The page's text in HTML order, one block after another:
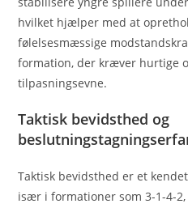
hvilket hjælper med at
følelsesmæssige
formation, der kræver hurtige
tilpasningsevne.
Taktisk bevidsthed og
Taktisk bevidsthed er et
især i formationer som 3-1-4-